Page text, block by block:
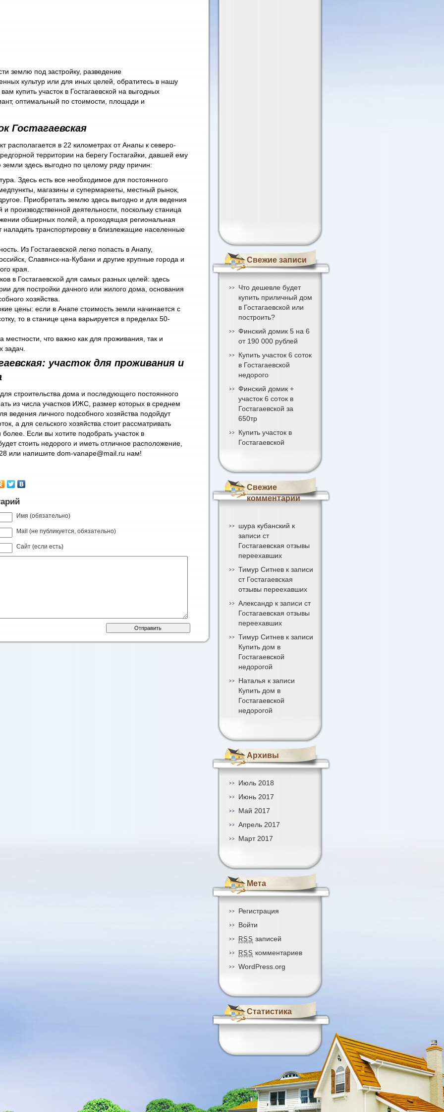
Свежие записи
Что дешевле будет
купить приличный дом
в Гостагаевской или
построить?
Финский домик 5 на 6
от 190 000 рублей
Купить участок 6 соток
в Гостагаевской
недорого
Финский домик +
участок 6 соток в
Гостагаевской за
650тр
Купить участок в
Гостагаевской
Свежие
комментарии
шура кубанский к
записи ст
Гостагаевская отзывы
переехавших
Тимур Ситнев к записи
ст Гостагаевская
отзывы переехавших
Александр к записи ст
Гостагаевская отзывы
переехавших
Тимур Ситнев к записи
Купить дом в
Гостагаевской
недорогой
Наталья к записи
Купить дом в
Гостагаевской
недорогой
Архивы
Июль 2018
Июнь 2017
Май 2017
Апрель 2017
Март 2017
Мета
Регистрация
Войти
RSS записей
RSS комментариев
WordPress.org
Статистика
землю под застройку, разведение
культур или для иных целей, обратитесь в нашу
купить участок в Гостагаевской на выгодных
оптимальный по стоимости, площади и
Гостагаевская
располагается в 22 километрах от Анапы к северо-
территории на берегу Гостагайки, давшей ему
здесь выгодно по целому ряду причин:
Здесь есть все необходимое для постоянного
магазины и супермаркеты, местный рынок,
Приобретать землю здесь выгодно и для ведения
и производственной деятельности, поскольку станица
обширных полей, а проходящая региональная
наладить транспортировку в близлежащие населенные
Из Гостагаевской легко попасть в Анапу,
Славянск-на-Кубани и другие крупные города и
края.
в Гостагаевской для самых разных целей: здесь
для постройки дачного или жилого дома, основания
хозяйства.
цены: если в Анапе стоимость земли начинается с
то в станице цена варьируется в пределах 50-
местности, что важно как для проживания, так и
задач.
участокдля проживания и
строительства дома и последующего постоянного
из числа участков ИЖС, размер которых в среднем
ведения личного подсобного хозяйства подойдут
а для сельского хозяйства стоит рассматривать
более. Если вы хотите подобрать участок в
стоить недорого и иметь отличное расположение,
или напишите dom-vanape@mail.ru нам!
Имя (обязательно)
Mail (не публикуется, обязательно)
Сайт (если есть)